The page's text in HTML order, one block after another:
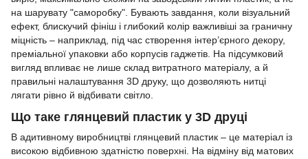
на шарувату "саморобку". Бувають завдання, коли візуальний
ефект, блискучий фініш і глибокий колір важливіші за граничну
міцність – наприклад, під час створення інтер’єрного декору,
преміальної упаковки або корпусів гаджетів. На підсумковий
вигляд впливає не лише склад витратного матеріалу, а й
правильні налаштування 3D друку, що дозволяють нитці
лягати рівно й відбивати світло.
Що таке глянцевий пластик у 3D друці
В адитивному виробництві глянцевий пластик – це матеріал із
високою відбивною здатністю поверхні. На відміну від матових